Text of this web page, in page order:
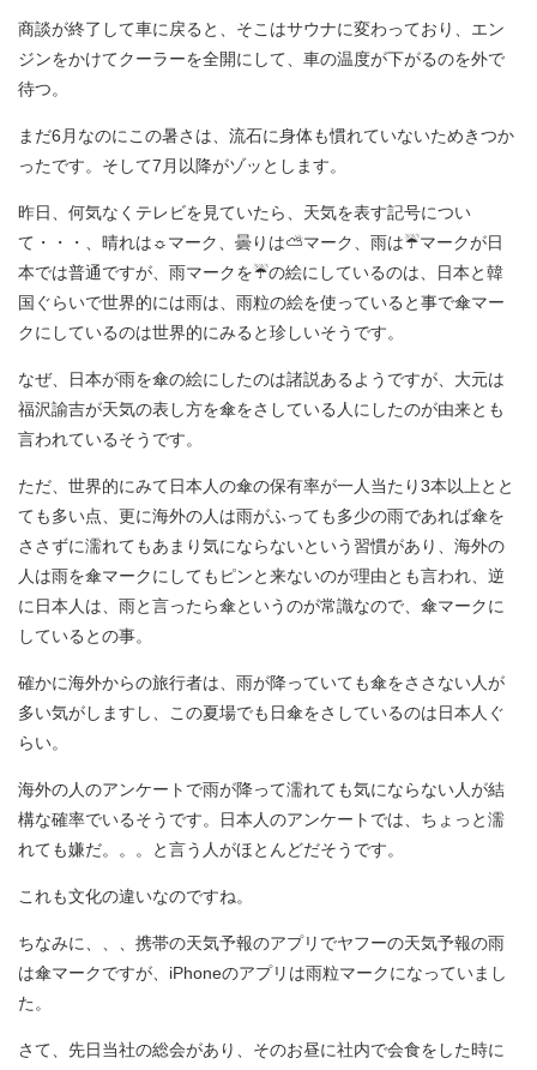
商談が終了して車に戻ると、そこはサウナに変わっており、エン
ジンをかけてクーラーを全開にして、車の温度が下がるのを外で
待つ。
まだ6月なのにこの暑さは、流石に身体も慣れていないためきつか
ったです。そして7月以降がゾッとします。
昨日、何気なくテレビを見ていたら、天気を表す記号につい
て・・・、晴れは☼マーク、曇りは⛅マーク、雨は☔マークが日
本では普通ですが、雨マークを☔の絵にしているのは、日本と韓
国ぐらいで世界的には雨は、雨粒の絵を使っていると事で傘マー
クにしているのは世界的にみると珍しいそうです。
なぜ、日本が雨を傘の絵にしたのは諸説あるようですが、大元は
福沢諭吉が天気の表し方を傘をさしている人にしたのが由来とも
言われているそうです。
ただ、世界的にみて日本人の傘の保有率が一人当たり3本以上とと
ても多い点、更に海外の人は雨がふっても多少の雨であれば傘を
ささずに濡れてもあまり気にならないという習慣があり、海外の
人は雨を傘マークにしてもピンと来ないのが理由とも言われ、逆
に日本人は、雨と言ったら傘というのが常識なので、傘マークに
しているとの事。
確かに海外からの旅行者は、雨が降っていても傘をささない人が
多い気がしますし、この夏場でも日傘をさしているのは日本人ぐ
らい。
海外の人のアンケートで雨が降って濡れても気にならない人が結
構な確率でいるそうです。日本人のアンケートでは、ちょっと濡
れても嫌だ。。。と言う人がほとんどだそうです。
これも文化の違いなのですね。
ちなみに、、、携帯の天気予報のアプリでヤフーの天気予報の雨
は傘マークですが、iPhoneのアプリは雨粒マークになっていまし
た。
さて、先日当社の総会があり、そのお昼に社内で会食をした時に